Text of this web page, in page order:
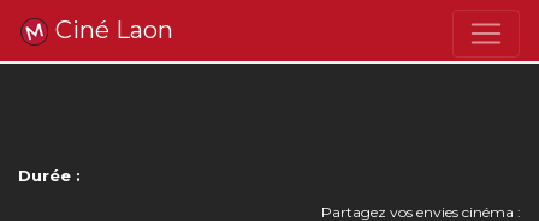
Ciné Laon
Durée :
Partagez vos envies cinéma :